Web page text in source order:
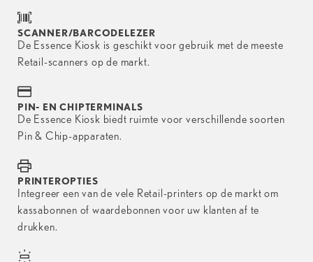
SCANNER/BARCODELEZER
De Essence Kiosk is geschikt voor gebruik met de meeste
Retail-scanners op de markt.
PIN- EN CHIPTERMINALS
De Essence Kiosk biedt ruimte voor verschillende soorten
Pin & Chip-apparaten.
PRINTEROPTIES
Integreer een van de vele Retail-printers op de markt om
kassabonnen of waardebonnen voor uw klanten af te
drukken.